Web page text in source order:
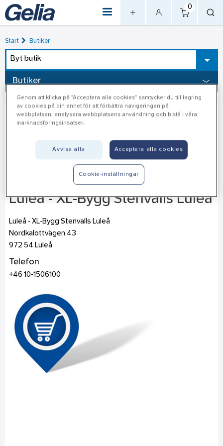
0
Start Butiker
Byt butik
Butiker
Luleå - XL-Bygg Stenvalls Luleå
Luleå - XL-Bygg Stenvalls Luleå
Nordkalottvägen 43
972 54 Luleå
Telefon
+46 10-1506100
Genom att klicka på "Acceptera alla cookies" samtycker du till lagring
av cookies på din enhet för att förbättra navigeringen på
webbplatsen, analysera webbplatsens användning och bistå i våra
marknadsföringsinsatser.
Avvisa alla Acceptera alla cookies
Cookie-inställningar